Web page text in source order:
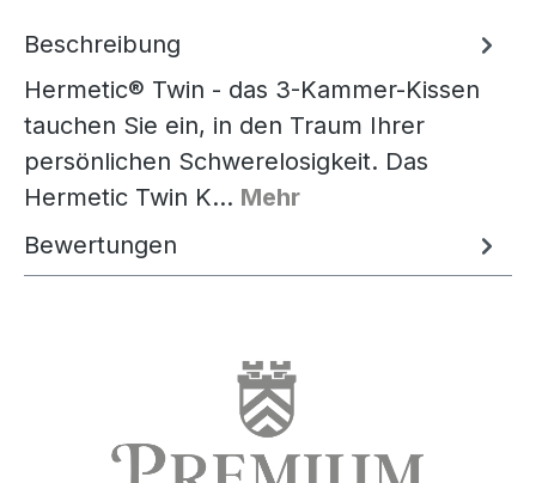
Beschreibung
Hermetic® Twin - das 3-Kammer-Kissen
tauchen Sie ein, in den Traum Ihrer
persönlichen Schwerelosigkeit. Das
Hermetic Twin K… Mehr
Bewertungen